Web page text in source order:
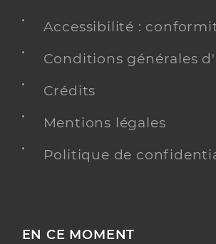
Accessibilité :
Conditions générales
Crédits
Mentions légales
Politique de
EN CE MOMENT